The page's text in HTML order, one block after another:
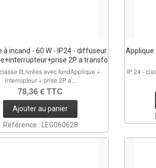
à incand - 60 W - IP24 - diffuseur
2P a transfo
IILivrées avec fondApplique +
interrupteur + prise 2P a...
78,36 € TTC
Ajouter au panier
Référence : LEG060628
Applique
IP 24 -